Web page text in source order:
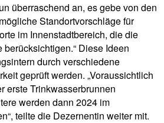
überraschend an, es gebe von den
Standortvorschläge für
im Innenstadtbereich, die die
Diese Ideen
durch verschiedene
geprüft werden. „Voraussichtlich
erste Trinkwasserbrunnen
werden dann 2024 im
teilte die Dezernentin weiter mit.